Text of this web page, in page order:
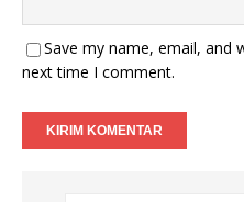
Save my name, email, and
next time I comment.